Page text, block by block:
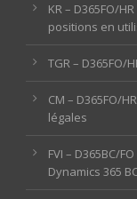
KR – D365FO/
positions en
TGR – D365FO/
CM – D365FO/
légales
FVI – D365BC/
Dynamics 365